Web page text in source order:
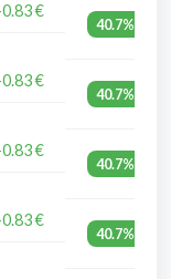
€
40.7%
€
40.7%
€
40.7%
€
40.7%